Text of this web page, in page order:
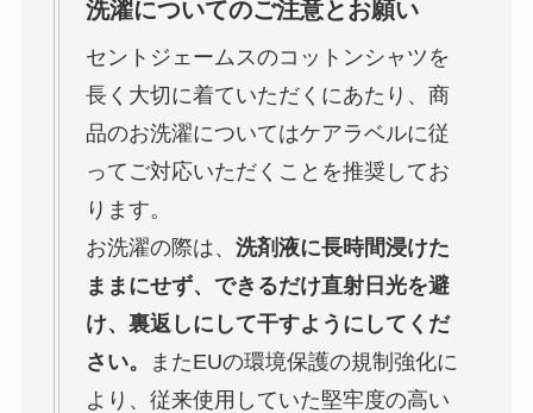
洗濯についてのご注意とお願い
セントジェームスのコットンシャツを
長く大切に着ていただくにあたり、商
品のお洗濯についてはケアラベルに従
ってご対応いただくことを推奨してお
ります。
お洗濯の際は、 洗剤液に長時間浸けた
ままにせず、できるだけ直射日光を避
け、裏返しにして干すようにしてくだ
さい。
またEUの環境保護の規制強化に
より、従来使用していた堅牢度の高い